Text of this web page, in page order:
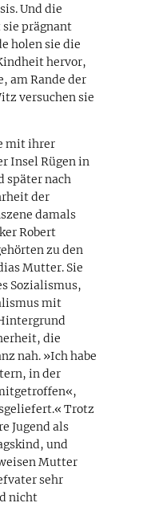
Und die
sie prägnant
holen sie die
hervor,
am Rande der
versuchen sie
mit ihrer
Insel Rügen in
später nach
der
damals
Robert
zu den
Mutter. Sie
Sozialismus,
mit
die
nah. »Ich habe
in der
Trotz
Jugend als
und
Mutter
sehr
nicht